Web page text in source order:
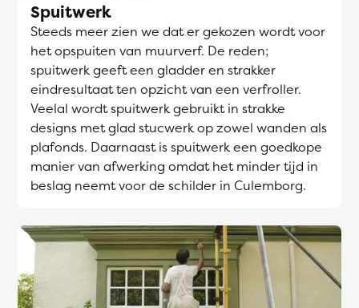
Spuitwerk
Steeds meer zien we dat er gekozen wordt voor
het opspuiten van muurverf. De reden;
spuitwerk geeft een gladder en strakker
eindresultaat ten opzicht van een verfroller.
Veelal wordt spuitwerk gebruikt in strakke
designs met glad stucwerk op zowel wanden als
plafonds. Daarnaast is spuitwerk een goedkope
manier van afwerking omdat het minder tijd in
beslag neemt voor de schilder in Culemborg.